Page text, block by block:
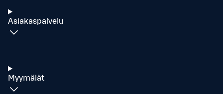
Asiakaspalvelu
Myymälät